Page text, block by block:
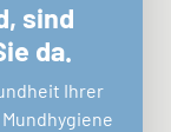
sind
da.
Ihrer